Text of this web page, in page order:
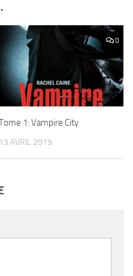
0
1: Vampire City
13 AVRIL 2019